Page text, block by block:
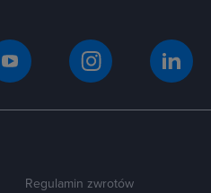
Regulamin zwrotów